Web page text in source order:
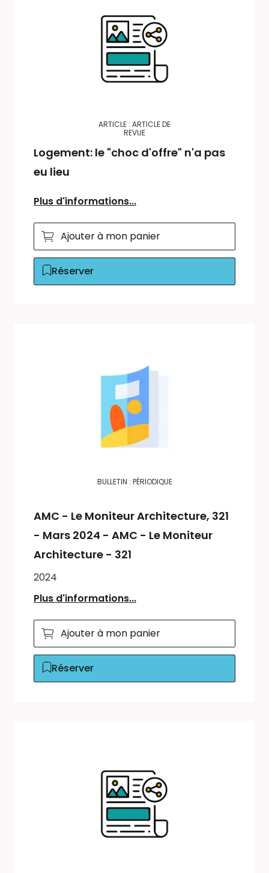
ARTICLE : ARTICLE DE
REVUE
Logement: le "choc d'offre" n'a pas
eu lieu
Plus d'informations...
Ajouter à mon panier
Réserver
BULLETIN : PÉRIODIQUE
AMC - Le Moniteur Architecture, 321
- Mars 2024 - AMC - Le Moniteur
Architecture - 321
2024
Plus d'informations...
Ajouter à mon panier
Réserver